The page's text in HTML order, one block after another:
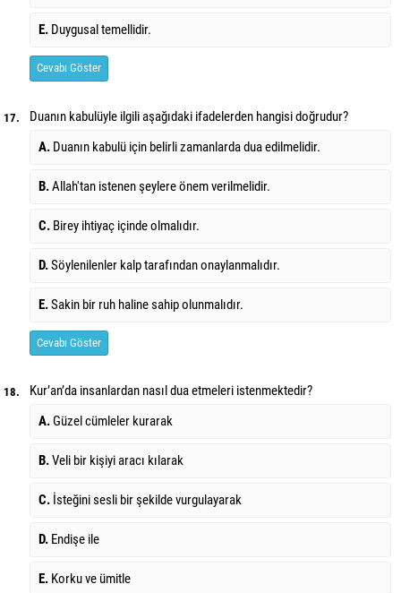
E. Duygusal temellidir.
Cevabı Göster
17.
Duanın kabulüyle ilgili aşağıdaki ifadelerden hangisi doğrudur?
A. Duanın kabulü için belirli zamanlarda dua edilmelidir.
B.Allah'tan istenen şeylere önem verilmelidir.
C. Birey ihtiyaç içinde olmalıdır.
D.Söylenilenler kalp tarafından onaylanmalıdır.
E.Sakin bir ruh haline sahip olunmalıdır.
Cevabı Göster
18.
Kur’an’da insanlardan nasıl dua etmeleri istenmektedir?
A.Güzel cümleler kurarak
B.Veli bir kişiyi aracı kılarak
C. İsteğini sesli bir şekilde vurgulayarak
D. Endişe ile
E. Korku ve ümitle